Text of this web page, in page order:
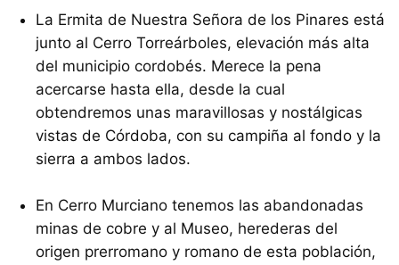
La Ermita de Nuestra Señora de los Pinares está
junto al Cerro Torreárboles, elevación más alta
del municipio cordobés. Merece la pena
acercarse hasta ella, desde la cual
obtendremos unas maravillosas y nostálgicas
vistas de Córdoba, con su campiña al fondo y la
sierra a ambos lados.
En Cerro Murciano tenemos las abandonadas
minas de cobre y al Museo, herederas del
origen prerromano y romano de esta población,